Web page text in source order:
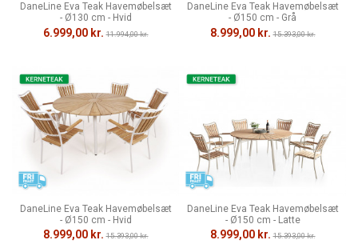
DaneLine Eva Teak Havemøbelsæt
- Ø130 cm - Hvid
6.999,00 kr. 11.994,00 kr.
DaneLine Eva Teak Havemøbelsæt
- Ø150 cm - Grå
8.999,00 kr. 15.393,00 kr.
DaneLine Eva Teak Havemøbelsæt
- Ø150 cm - Hvid
8.999,00 kr. 15.393,00 kr.
DaneLine Eva Teak Havemøbelsæt
- Ø150 cm - Latte
8.999,00 kr. 15.393,00 kr.